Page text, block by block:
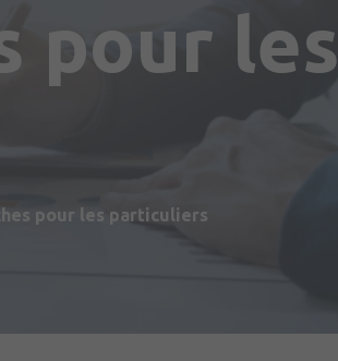
pour les
pour les particuliers